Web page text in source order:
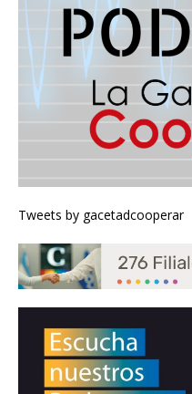
Tweets by gacetadcooperar